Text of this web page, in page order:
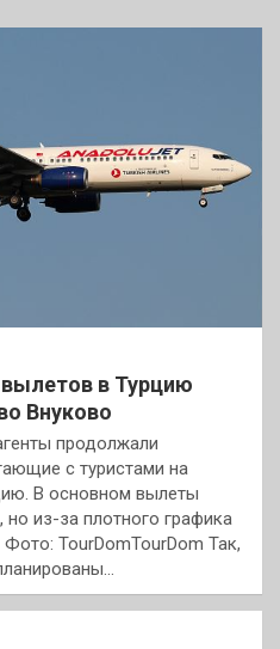
в Турцию
Внуково
продолжали
с туристами на
В основном вылеты
из-за плотного графика
TourDomTourDom Так,